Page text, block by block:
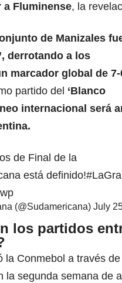
a Fluminense, la
de Manizales
derrotando a los
marcador global de 7-
partido del ‘Blanco
internacional será
de Final de la
está definido!
(@Sudamericana) July
los partidos
la Conmebol a través
la segunda semana de